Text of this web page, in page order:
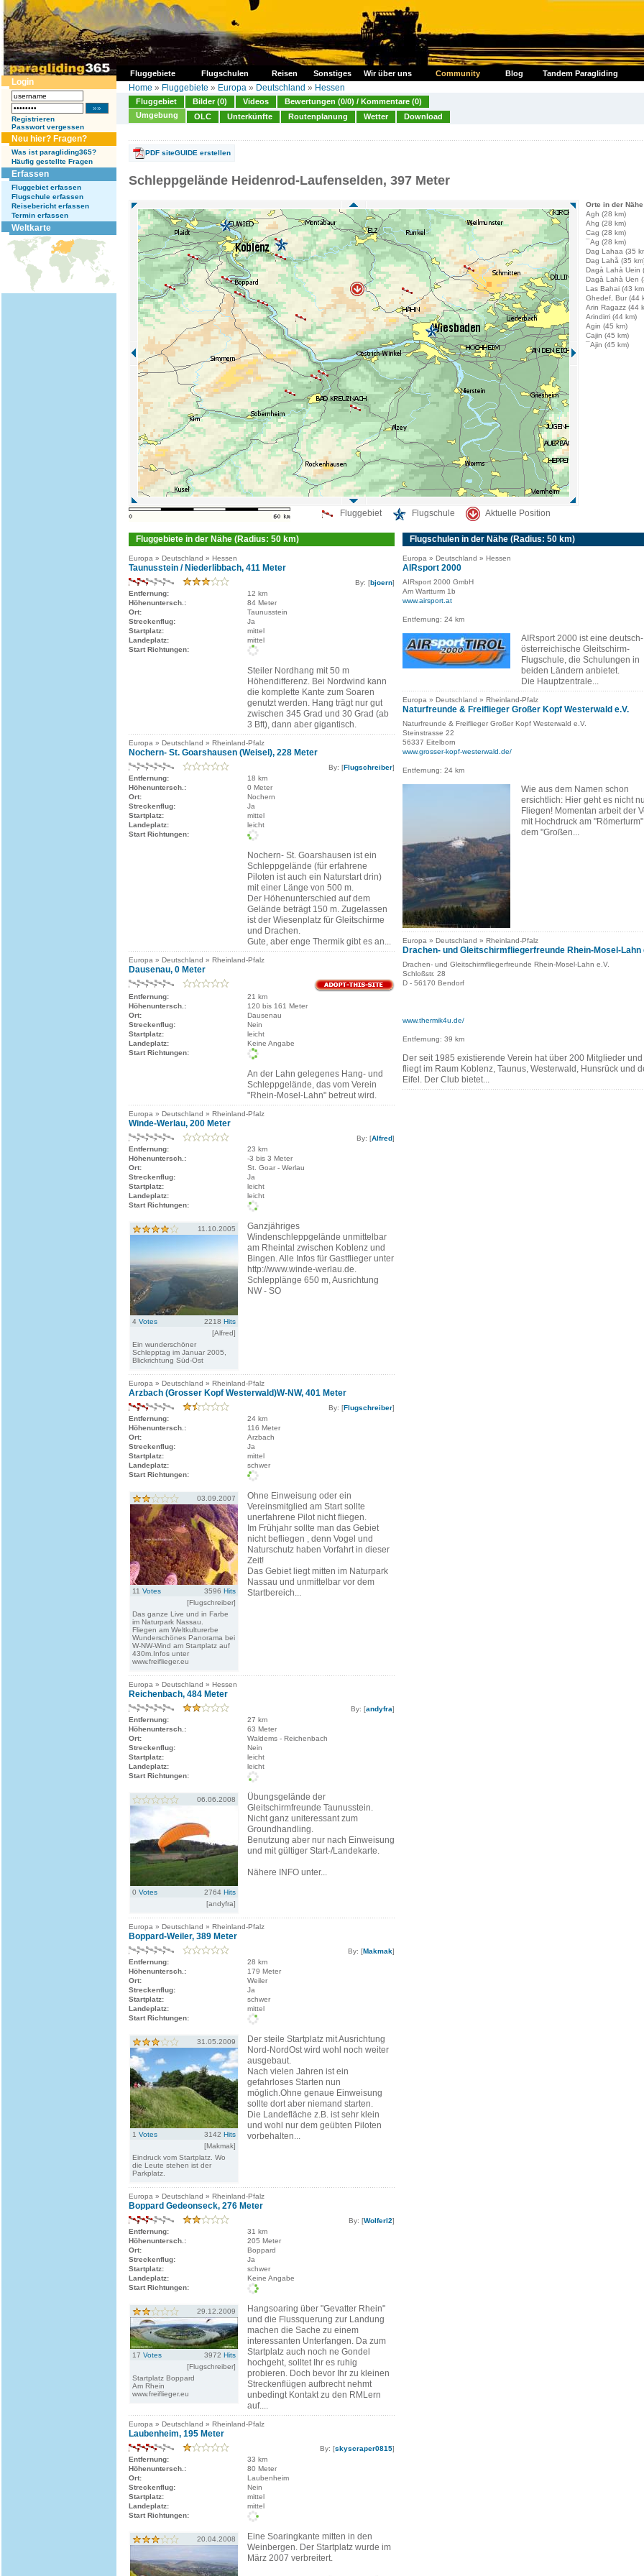
Fluggebiete Flugschulen Reisen Sonstiges Wir über uns Community Blog Tandem Paragliding
Login
Registrieren
Passwort vergessen
Neu hier? Fragen?
Was ist paragliding365?
Häufig gestellte Fragen
Erfassen
Fluggebiet erfassen
Flugschule erfassen
Reisebericht erfassen
Termin erfassen
Weltkarte
Home » Fluggebiete » Europa » Deutschland » Hessen
Fluggebiet Bilder (0) Videos
Bewertungen (0/0) / Kommentare (0)
Umgebung
OLC Unterkünfte Routenplanung Wetter Download
PDF siteGUIDE erstellen
Schleppgelände Heidenrod-Laufenselden, 397 Meter
Fluggebiet Flugschule Aktuelle Position
Orte in der Nähe
Agh (28 km)
Ahg (28 km)
Cag (28 km)
¯Ag (28 km)
Dag Lahaa (35
Dag Lahå (35
Dagà Lahà Uein
Dagà Lahà Uen
Las Bahai (43
Ghedef, Bur (44
Arin Ragazz (44
Arindirri (44 km)
Agin (45 km)
Cajin (45 km)
¯Ajin (45 km)
Fluggebiete in der Nähe (Radius: 50 km)
Europa » Deutschland » Hessen
Taunusstein / Niederlibbach, 411 Meter
By: [bjoern]
Entfernung:
12 km
Höhenuntersch.:
84 Meter
Ort:
Taunusstein
Streckenflug:
Ja
Startplatz:
mittel
Landeplatz:
mittel
Start Richtungen:
Steiler Nordhang mit 50 m
Höhendifferenz. Bei Nordwind kann
die komplette Kante zum Soaren
genutzt werden. Hang trägt nur gut
zwischen 345 Grad und 30 Grad (ab
3 Bft), dann aber gigantisch.
Europa » Deutschland » Rheinland-Pfalz
Nochern- St. Goarshausen (Weisel), 228 Meter
By: [Flugschreiber]
Entfernung:
18 km
Höhenuntersch.:
0 Meter
Ort:
Nochern
Streckenflug:
Ja
Startplatz:
mittel
Landeplatz:
leicht
Start Richtungen:
Nochern- St. Goarshausen ist ein
Schleppgelände (für erfahrene
Piloten ist auch ein Naturstart drin)
mit einer Länge von 500 m.
Der Höhenunterschied auf dem
Gelände beträgt 150 m. Zugelassen
ist der Wiesenplatz für Gleitschirme
und Drachen.
Gute, aber enge Thermik gibt es an...
Europa » Deutschland » Rheinland-Pfalz
Dausenau, 0 Meter
Entfernung:
21 km
Höhenuntersch.:
120 bis 161 Meter
Ort:
Dausenau
Streckenflug:
Nein
Startplatz:
leicht
Landeplatz:
Keine Angabe
Start Richtungen:
An der Lahn gelegenes Hang- und
Schleppgelände, das vom Verein
"Rhein-Mosel-Lahn" betreut wird.
Europa » Deutschland » Rheinland-Pfalz
Winde-Werlau, 200 Meter
By: [Alfred]
Entfernung:
23 km
Höhenuntersch.:
-3 bis 3 Meter
Ort:
St. Goar - Werlau
Streckenflug:
Ja
Startplatz:
leicht
Landeplatz:
leicht
Start Richtungen:
11.10.2005
4 Votes 2218 Hits
[Alfred]
Ein wunderschöner
Schlepptag im Januar 2005,
Blickrichtung Süd-Ost
Ganzjähriges
Windenschleppgelände unmittelbar
am Rheintal zwischen Koblenz und
Bingen. Alle Infos für Gastflieger unter
http://www.winde-werlau.de.
Schlepplänge 650 m, Ausrichtung
NW - SO
Europa » Deutschland » Rheinland-Pfalz
Arzbach (Grosser Kopf Westerwald)W-NW, 401 Meter
By: [Flugschreiber]
Entfernung:
24 km
Höhenuntersch.:
116 Meter
Ort:
Arzbach
Streckenflug:
Ja
Startplatz:
mittel
Landeplatz:
schwer
Start Richtungen:
03.09.2007
11 Votes 3596 Hits
[Flugschreiber]
Das ganze Live und in Farbe
im Naturpark Nassau.
Fliegen am Weltkulturerbe
Wunderschönes Panorama bei
W-NW-Wind am Startplatz auf
430m.Infos unter
www.freiflieger.eu
Ohne Einweisung oder ein
Vereinsmitglied am Start sollte
unerfahrene Pilot nicht fliegen.
Im Frühjahr sollte man das Gebiet
nicht befliegen , denn Vogel und
Naturschutz haben Vorfahrt in dieser
Zeit!
Das Gebiet liegt mitten im Naturpark
Nassau und unmittelbar vor dem
Startbereich...
Europa » Deutschland » Hessen
Reichenbach, 484 Meter
By: [andyfra]
Entfernung:
27 km
Höhenuntersch.:
63 Meter
Ort:
Waldems - Reichenbach
Streckenflug:
Nein
Startplatz:
leicht
Landeplatz:
leicht
Start Richtungen:
06.06.2008
0 Votes 2764 Hits
[andyfra]
Übungsgelände der
Gleitschirmfreunde Taunusstein.
Nicht ganz uniteressant zum
Groundhandling.
Benutzung aber nur nach Einweisung
und mit gültiger Start-/Landekarte.
Nähere INFO unter...
Europa » Deutschland » Rheinland-Pfalz
Boppard-Weiler, 389 Meter
By: [Makmak]
Entfernung:
28 km
Höhenuntersch.:
179 Meter
Ort:
Weiler
Streckenflug:
Ja
Startplatz:
schwer
Landeplatz:
mittel
Start Richtungen:
31.05.2009
1 Votes 3142 Hits
[Makmak]
Eindruck vom Startplatz. Wo
die Leute stehen ist der
Parkplatz.
Der steile Startplatz mit Ausrichtung
Nord-NordOst wird wohl noch weiter
ausgebaut.
Nach vielen Jahren ist ein
gefahrloses Starten nun
möglich.Ohne genaue Einweisung
sollte dort aber niemand starten.
Die Landefläche z.B. ist sehr klein
und wohl nur dem geübten Piloten
vorbehalten...
Europa » Deutschland » Rheinland-Pfalz
Boppard Gedeonseck, 276 Meter
By: [Wolferl2]
Entfernung:
31 km
Höhenuntersch.:
205 Meter
Ort:
Boppard
Streckenflug:
Ja
Startplatz:
schwer
Landeplatz:
Keine Angabe
Start Richtungen:
29.12.2009
17 Votes 3972 Hits
[Flugschreiber]
Startplatz Boppard
Am Rhein
www.freiflieger.eu
Hangsoaring über "Gevatter Rhein"
und die Flussquerung zur Landung
machen die Sache zu einem
interessanten Unterfangen. Da zum
Startplatz auch noch ne Gondel
hochgeht, solltet Ihr es ruhig
probieren. Doch bevor Ihr zu kleinen
Streckenflügen aufbrecht nehmt
unbedingt Kontakt zu den RMLern
auf....
Europa » Deutschland » Rheinland-Pfalz
Laubenheim, 195 Meter
By: [skyscraper0815]
Entfernung:
33 km
Höhenuntersch.:
80 Meter
Ort:
Laubenheim
Streckenflug:
Nein
Startplatz:
mittel
Landeplatz:
mittel
Start Richtungen:
20.04.2008
Eine Soaringkante mitten in den
Weinbergen. Der Startplatz wurde im
März 2007 verbreitert.
Flugschulen in der Nähe (Radius: 50 km)
Europa » Deutschland » Hessen
AIRsport 2000
AIRsport 2000 GmbH
Am Wartturm 1b
www.airsport.at
Entfernung: 24 km
AIRsport 2000 ist eine deutsch-
österreichische Gleitschirm-
Flugschule, die Schulungen in
beiden Ländern anbietet.
Die Hauptzentrale...
Europa » Deutschland » Rheinland-Pfalz
Naturfreunde & Freiflieger Großer Kopf Westerwald e.V.
Naturfreunde & Freiflieger Großer Kopf Westerwald e.V.
Steinstrasse 22
56337 Eitelborn
www.grosser-kopf-westerwald.de/
Entfernung: 24 km
Wie aus dem Namen schon
ersichtlich: Hier geht es nicht
Fliegen! Momentan arbeit der
mit Hochdruck am
dem "Großen...
Europa » Deutschland » Rheinland-Pfalz
Drachen- und Gleitschirmfliegerfreunde Rhein-Mosel-Lahn
Drachen- und Gleitschirmfliegerfreunde Rhein-Mosel-Lahn e.V.
Schloßstr. 28
D - 56170 Bendorf
www.thermik4u.de/
Entfernung: 39 km
Der seit 1985 existierende Verein hat über 200 Mitglieder und
fliegt im Raum Koblenz, Taunus, Westerwald, Hunsrück und
Eifel. Der Club bietet...